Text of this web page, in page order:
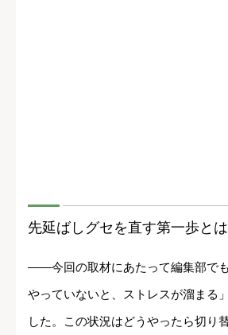
先延ばしグセを直す第一歩とは
――今回の取材にあたって編集部で
やっていないと、ストレスが溜まる
した。この状況はどうやったら切り